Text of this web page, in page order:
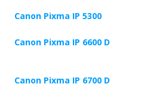
Canon Pixma IP 5300
Canon Pixma IP 6600 D
Canon Pixma IP 6700 D